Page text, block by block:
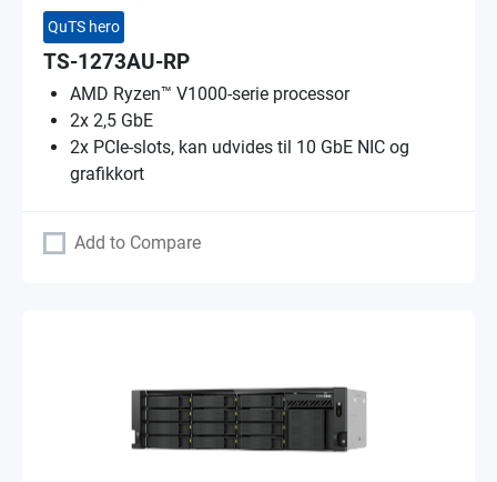
QuTS hero
TS-1273AU-RP
AMD Ryzen™ V1000-serie processor
2x 2,5 GbE
2x PCIe-slots, kan udvides til 10 GbE NIC og
grafikkort
Add to Compare